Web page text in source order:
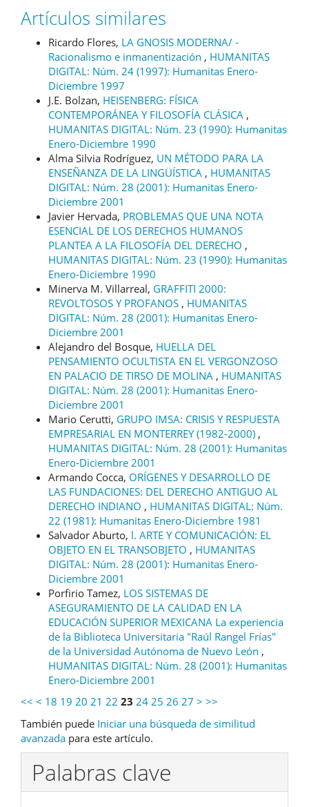
Artículos similares
Ricardo Flores, LA GNOSIS MODERNA/ -
Racionalismo e inmanentización , HUMANITAS
DIGITAL: Núm. 24 (1997): Humanitas Enero-
Diciembre 1997
J.E. Bolzan, HEISENBERG: FÍSICA
CONTEMPORÁNEA Y FILOSOFÍA CLÁSICA ,
HUMANITAS DIGITAL: Núm. 23 (1990): Humanitas
Enero-Diciembre 1990
Alma Silvia Rodríguez, UN MÉTODO PARA LA
ENSEÑANZA DE LA LINGÜÍSTICA , HUMANITAS
DIGITAL: Núm. 28 (2001): Humanitas Enero-
Diciembre 2001
Javier Hervada, PROBLEMAS QUE UNA NOTA
ESENCIAL DE LOS DERECHOS HUMANOS
PLANTEA A LA FILOSOFÍA DEL DERECHO ,
HUMANITAS DIGITAL: Núm. 23 (1990): Humanitas
Enero-Diciembre 1990
Minerva M. Villarreal, GRAFFITI 2000:
REVOLTOSOS Y PROFANOS , HUMANITAS
DIGITAL: Núm. 28 (2001): Humanitas Enero-
Diciembre 2001
Alejandro del Bosque, HUELLA DEL
PENSAMIENTO OCULTISTA EN EL VERGONZOSO
EN PALACIO DE TIRSO DE MOLINA , HUMANITAS
DIGITAL: Núm. 28 (2001): Humanitas Enero-
Diciembre 2001
Mario Cerutti, GRUPO IMSA: CRISIS Y RESPUESTA
EMPRESARIAL EN MONTERREY (1982-2000) ,
HUMANITAS DIGITAL: Núm. 28 (2001): Humanitas
Enero-Diciembre 2001
Armando Cocca, ORÍGENES Y DESARROLLO DE
LAS FUNDACIONES: DEL DERECHO ANTIGUO AL
DERECHO INDIANO , HUMANITAS DIGITAL: Núm.
22 (1981): Humanitas Enero-Diciembre 1981
Salvador Aburto, l. ARTE Y COMUNICACIÓN: EL
OBJETO EN EL TRANSOBJETO , HUMANITAS
DIGITAL: Núm. 28 (2001): Humanitas Enero-
Diciembre 2001
Porfirio Tamez, LOS SISTEMAS DE
ASEGURAMIENTO DE LA CALIDAD EN LA
EDUCACIÓN SUPERIOR MEXICANA La experiencia
de la Biblioteca Universitaria "Raúl Rangel Frías"
de la Universidad Autónoma de Nuevo León ,
HUMANITAS DIGITAL: Núm. 28 (2001): Humanitas
Enero-Diciembre 2001
<< < 18 19 20 21 22 23 24 25 26 27 > >>
También puede Iniciar una búsqueda de similitud
avanzada para este artículo.
Palabras clave